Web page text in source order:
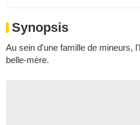
Synopsis
Au sein d'une famille de mineurs,
belle-mère.